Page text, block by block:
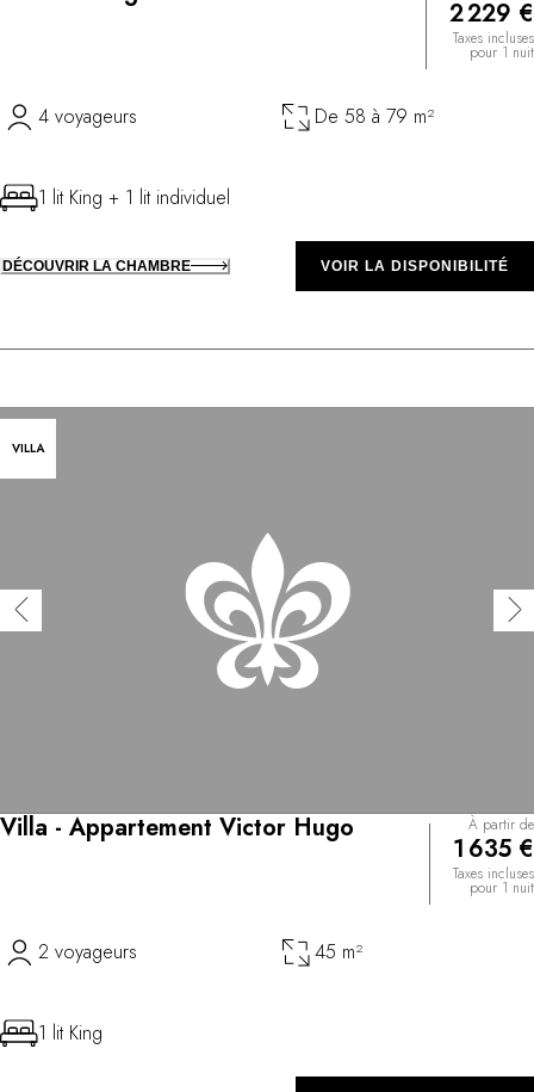
2 229 €
Taxes incluses
pour 1 nuit
4 voyageurs De 58 à 79 m²
1 lit King + 1 lit individuel
DÉCOUVRIR LA CHAMBRE VOIR LA DISPONIBILITÉ
VILLA
Villa - Appartement Victor Hugo À partir de
1 635 €
Taxes incluses
pour 1 nuit
2 voyageurs 45 m²
1 lit King